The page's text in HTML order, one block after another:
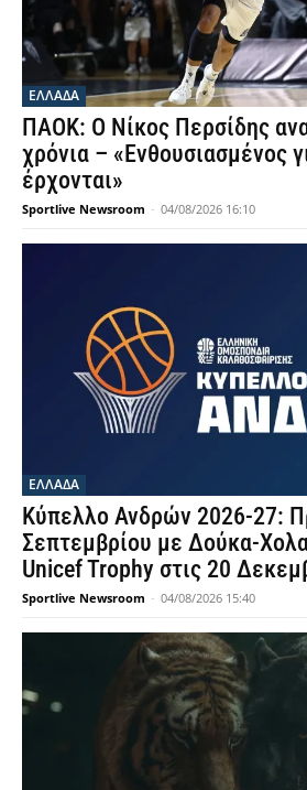
ΕΛΛΑΔΑ
ΠΑΟΚ: Ο Νίκος Περσίδης
χρόνια – «Ενθουσιασμένος
έρχονται»
Sportlive Newsroom - 04/08/2026 16:10
ΕΛΛΑΔΑ
Κύπελλο Ανδρών 2026-27:
Σεπτεμβρίου με Δούκα-
Unicef Trophy στις 20
Sportlive Newsroom - 04/08/2026 15:40